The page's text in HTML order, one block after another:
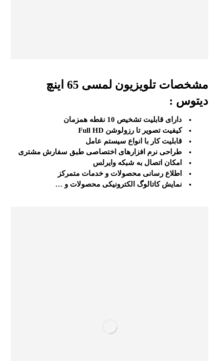
مشخصات تلویزیون لمسی 65 اینچ
دیتوس :
دارای قابلیت تشخیص 10 نقطه همزمان
کیفیت تصویر تا رزولوشن Full HD
قابلیت کار با انواع سیستم عامل
طراحی نرم افزارهای اختصاصی طبق سفارش مشتری
امکان اتصال به شبکه وایرلس
اطلاع رسانی محصولات و خدمات متمرکز
نمایش کاتالوگ الکترونیکی محصولات و …